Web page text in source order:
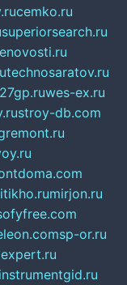
cemko.ru
superiorsearch.ru
technosaratov.ru
wes-ex.ru
stroy-db.com
mirjon.ru
sp-or.ru
instrumentgid.ru